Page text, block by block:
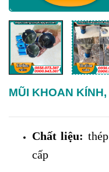
MŨI KHOAN
Chất liệu:
cấp